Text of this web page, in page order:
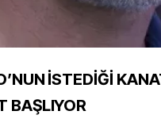
İSTEDİĞİ
BAŞLIYOR